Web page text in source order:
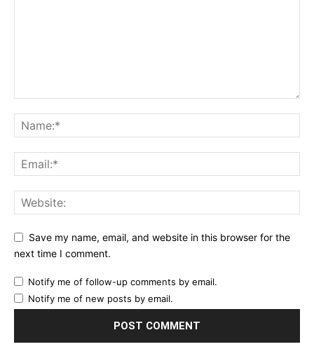
Save my name, email, and website in this browser for the
next time I comment.
Notify me of follow-up comments by email.
Notify me of new posts by email.